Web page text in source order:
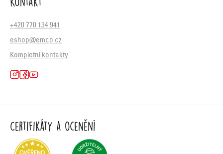
+420 770 134 941
eshop@emco.cz
Kompletní kontakty
Certifikáty a ocenění